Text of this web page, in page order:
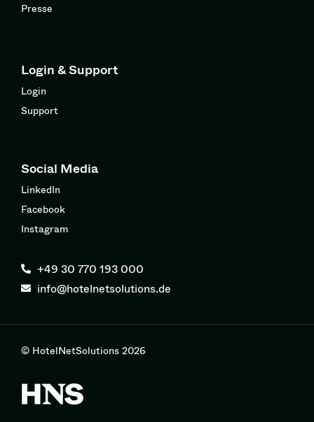
Presse
Login & Support
Login
Support
Social Media
LinkedIn
Facebook
Instagram
+49 30 770 193 000
info@hotelnetsolutions.de
© HotelNetSolutions 2026